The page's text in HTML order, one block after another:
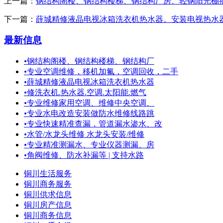
下一篇： 薛城精修液晶电视冰箱洗衣机热水器。安装电视热水
最新信息
•钢结构阁楼、钢结构楼梯、钢结构厂
•专业空调维修，移机加氟，空调回收，二手
•薛城精修液晶电视冰箱洗衣机热水器
•修洗衣机.热水器.空调.太阳能.燃气
•专业维修家用空调、维修中央空调、
•专业水电改造安装做防水维修线路跳
•专业快速精准查漏，管道漏水渗水、改
•水管/水龙头维修 水龙头安装/维修
•专业精准测漏水、专业仪器测漏、房
•角阀维修、防水补漏等 | 支持水路
铜川生活服务
铜川商务服务
铜川供求信息
铜川房产信息
铜川商务信息